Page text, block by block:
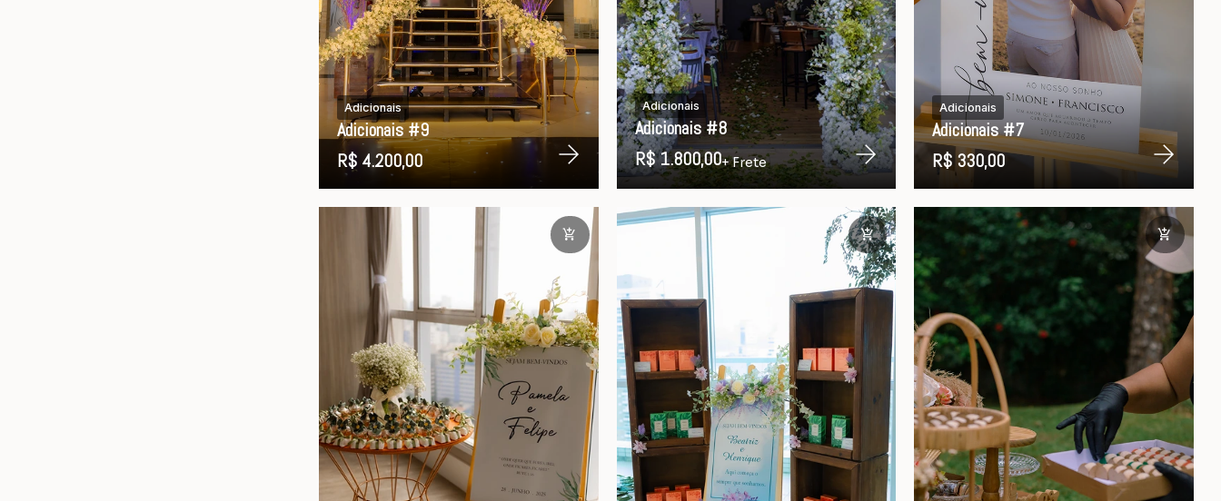
Adicionais
Adicionais #9
R$ 4.200,00
Adicionais
Adicionais #8
R$ 1.800,00+ Frete
Adicionais
Adicionais #7
R$ 330,00